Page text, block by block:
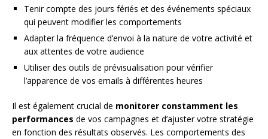
Tenir compte des jours fériés et des événements spéciaux
qui peuvent modifier les comportements
Adapter la fréquence d’envoi à la nature de votre activité et
aux attentes de votre audience
Utiliser des outils de prévisualisation pour vérifier
l’apparence de vos emails à différentes heures
Il est également crucial de monitorer constamment les
performances de vos campagnes et d’ajuster votre stratégie
en fonction des résultats observés. Les comportements des